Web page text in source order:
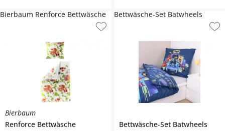
Bierbaum
Renforce Bettwäsche
Bierbaum Renforce Bettwäsche
Bettwäsche-Set Batwheels
Bettwäsche-Set Batwheels